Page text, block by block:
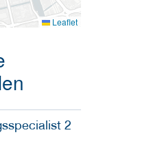
Leaflet
2